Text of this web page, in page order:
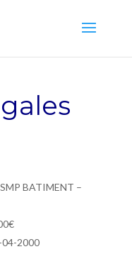
BATIMENT –
04-2000